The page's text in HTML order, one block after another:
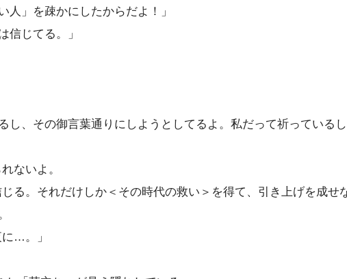
」を疎かにしたからだよ！」
信じてる。」
し、その御言葉通りにしようとしてるよ。私だって祈っている
ないよ。
る。それだけしか＜その時代の救い＞を得て、引き上げを成せ
…。」